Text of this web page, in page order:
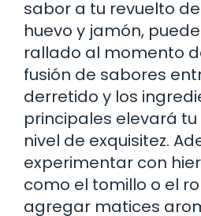
sabor a tu revuelto
huevo y jamón,
rallado al momento
fusión de sabores
derretido y los
principales elevará
nivel de exquisitez.
experimentar con
como el tomillo o el
agregar matices